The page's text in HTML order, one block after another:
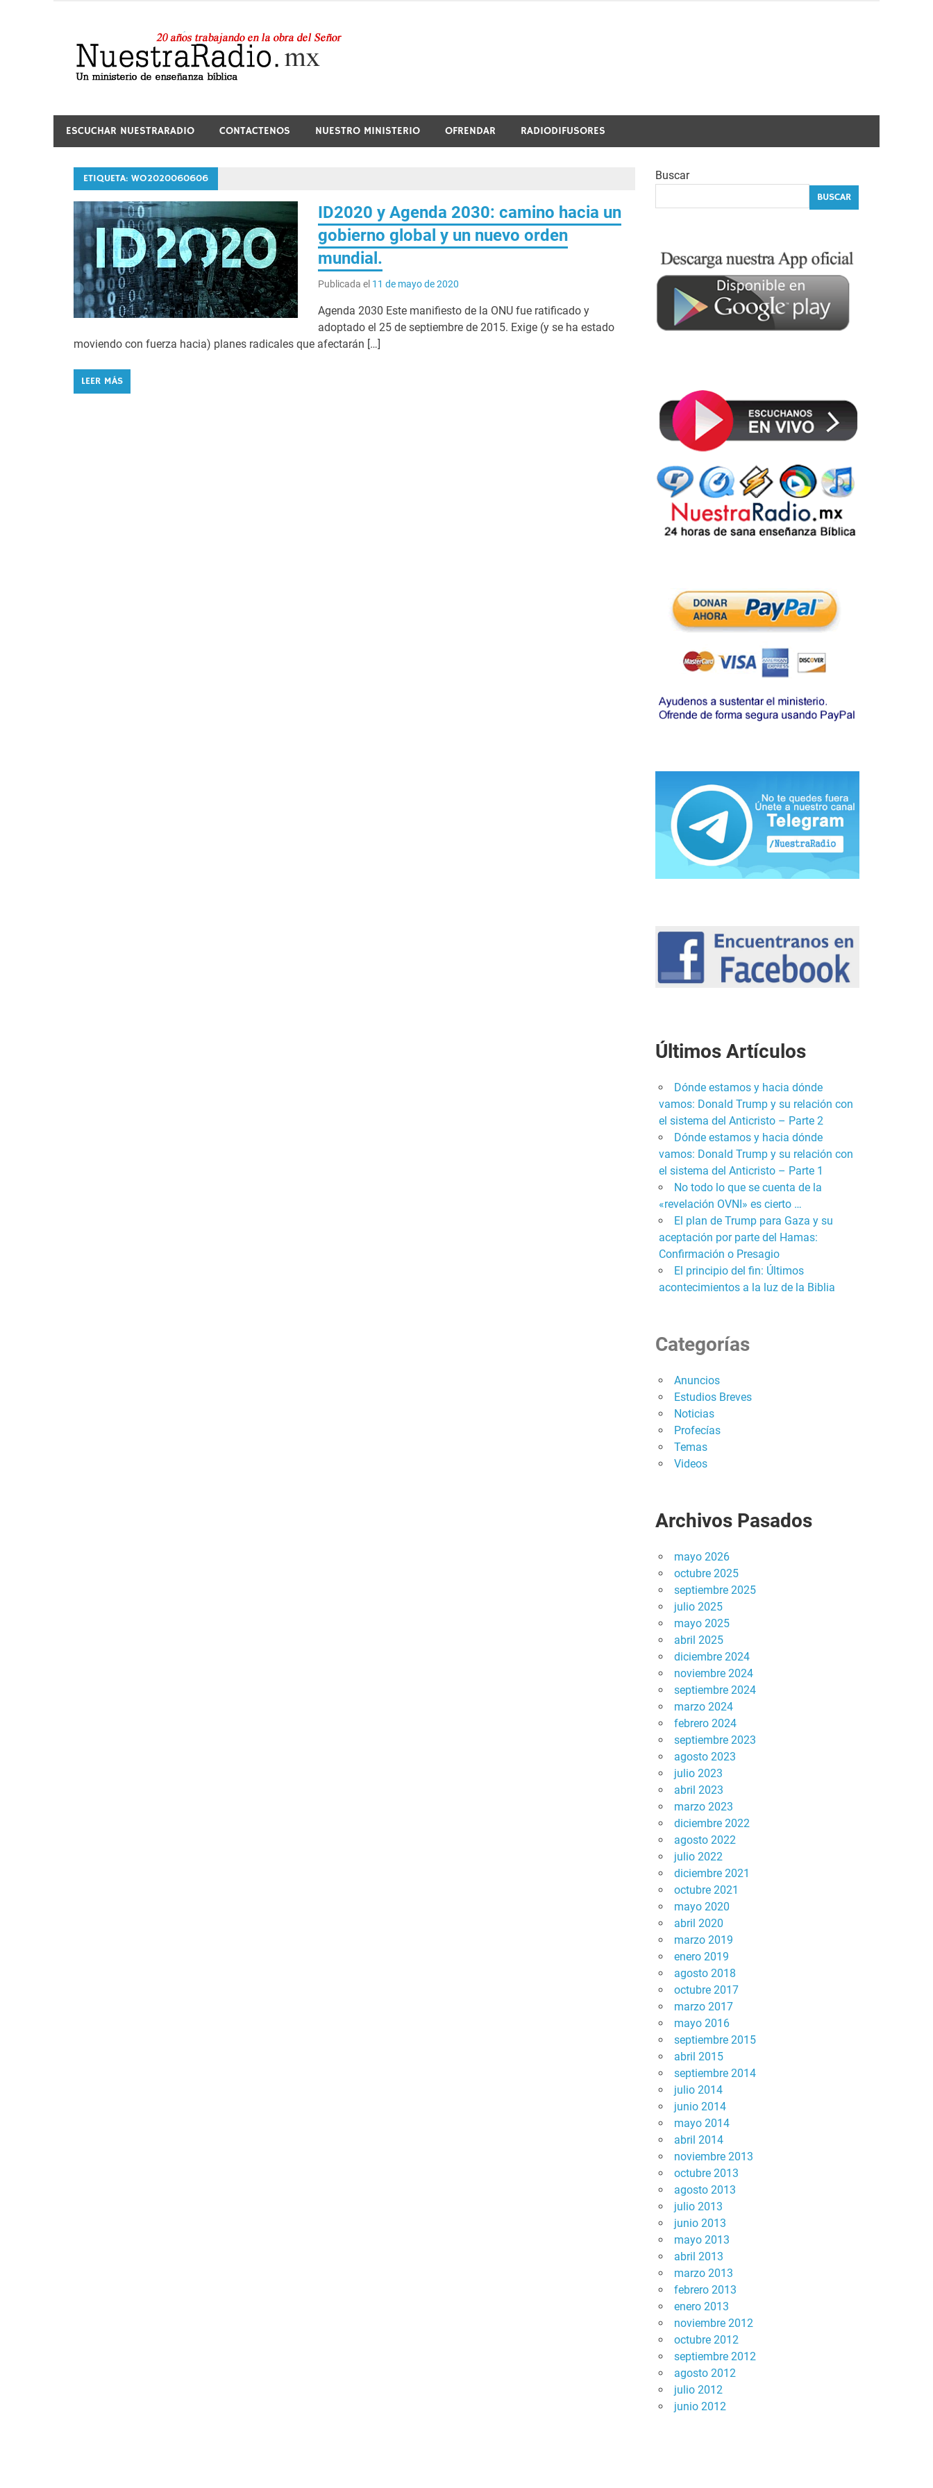
contenido
ESCUCHAR NUESTRARADIO CONTACTENOS NUESTRO MINISTERIO OFRENDAR RADIODIFUSORES
ETIQUETA: WO2020060606
ID2020 y Agenda 2030: camino hacia un
gobierno global y un nuevo orden
mundial.
Publicada el 11 de mayo de 2020
Agenda 2030 Este manifiesto de la ONU fue ratificado y
adoptado el 25 de septiembre de 2015. Exige (y se ha estado
moviendo con fuerza hacia) planes radicales que afectarán […]
LEER MÁS
Buscar
BUSCAR
Últimos Artículos
Dónde estamos y hacia dónde
vamos: Donald Trump y su relación con
el sistema del Anticristo – Parte 2
Dónde estamos y hacia dónde
vamos: Donald Trump y su relación con
el sistema del Anticristo – Parte 1
No todo lo que se cuenta de la
«revelación OVNI» es cierto …
El plan de Trump para Gaza y su
aceptación por parte del Hamas:
Confirmación o Presagio
El principio del fin: Últimos
acontecimientos a la luz de la Biblia
Categorías
Anuncios
Estudios Breves
Noticias
Profecías
Temas
Videos
Archivos Pasados
mayo 2026
octubre 2025
septiembre 2025
julio 2025
mayo 2025
abril 2025
diciembre 2024
noviembre 2024
septiembre 2024
marzo 2024
febrero 2024
septiembre 2023
agosto 2023
julio 2023
abril 2023
marzo 2023
diciembre 2022
agosto 2022
julio 2022
diciembre 2021
octubre 2021
mayo 2020
abril 2020
marzo 2019
enero 2019
agosto 2018
octubre 2017
marzo 2017
mayo 2016
septiembre 2015
abril 2015
septiembre 2014
julio 2014
junio 2014
mayo 2014
abril 2014
noviembre 2013
octubre 2013
agosto 2013
julio 2013
junio 2013
mayo 2013
abril 2013
marzo 2013
febrero 2013
enero 2013
noviembre 2012
octubre 2012
septiembre 2012
agosto 2012
julio 2012
junio 2012